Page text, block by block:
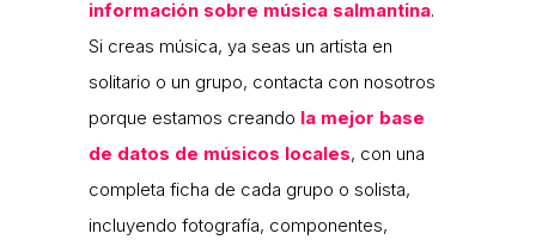
información sobre música salmantina.
Si creas música, ya seas un artista en
solitario o un grupo, contacta con nosotros
porque estamos creando la mejor base
de datos de músicos locales, con una
completa ficha de cada grupo o solista,
incluyendo fotografía, componentes,